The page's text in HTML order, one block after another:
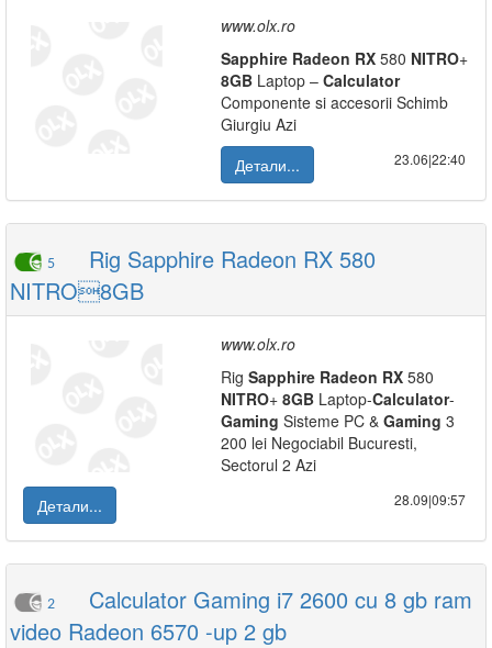
www.olx.ro
Sapphire Radeon RX 580 NITRO+
8GB Laptop – Calculator
Componente si accesorii Schimb
Giurgiu Azi
Детали...
23.06|22:40
5
Rig Sapphire Radeon RX 580
NITRO8GB
www.olx.ro
Rig Sapphire Radeon RX 580
NITRO+ 8GB Laptop-Calculator-
Gaming Sisteme PC & Gaming 3
200 lei Negociabil Bucuresti,
Sectorul 2 Azi
Детали...
28.09|09:57
2
Calculator Gaming i7 2600 cu 8 gb ram
video Radeon 6570 -up 2 gb